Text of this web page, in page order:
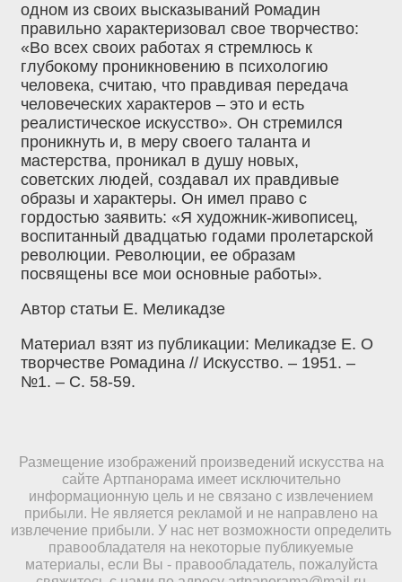
одном из своих высказываний Ромадин
правильно характеризовал свое творчество:
«Во всех своих работах я стремлюсь к
глубокому проникновению в психологию
человека, считаю, что правдивая передача
человеческих характеров – это и есть
реалистическое искусство». Он стремился
проникнуть и, в меру своего таланта и
мастерства, проникал в душу новых,
советских людей, создавал их правдивые
образы и характеры. Он имел право с
гордостью заявить: «Я художник-живописец,
воспитанный двадцатью годами пролетарской
революции. Революции, ее образам
посвящены все мои основные работы».
Автор статьи Е. Меликадзе
Материал взят из публикации: Меликадзе Е. О
творчестве Ромадина // Искусство. – 1951. –
№1. – С. 58-59.
Размещение изображений произведений искусства на
сайте Артпанорама имеет исключительно
информационную цель и не связано с извлечением
прибыли. Не является рекламой и не направлено на
извлечение прибыли. У нас нет возможности определить
правообладателя на некоторые публикуемые
материалы, если Вы - правообладатель, пожалуйста